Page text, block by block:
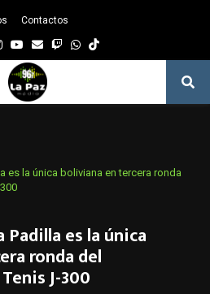
Contactos
Instagram
Youtube
EmailTwitchWhatsapp
es la única boliviana en tercera ronda
Padilla es la única
ronda del
J-300